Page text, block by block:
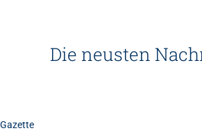
Die neusten
Gazette